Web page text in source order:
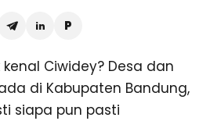
Ciwidey? Desa dan
di Kabupaten Bandung,
siapa pun pasti